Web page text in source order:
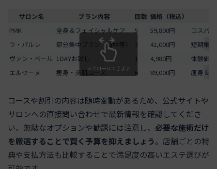
サロン名 プラン内容 回数 価格（税込）
PMK
全身＆フェイシャルケア 5 59,800円
コスパ
ラ・パルレ
部分集中プラン（背中等） 3 41,000円
短期集
ヴァン・ベール 1DAYお試し 1 4,980円
体験価
エルセーヌ
痩身・美肌コース 6 89,000円 痩身＆
スクロールできます
コースや割引の内容は随時変動があるため、公式サイトや
サロンへの直接問い合わせで最新情報を確認してくださ
い。無駄なオプションや勧誘には注意し、 必要な施術だけ
を厳選することで賢く予算を抑えましょう。店舗ごとの特
典や支払方法も比較することで満足度の高いエステ選びが